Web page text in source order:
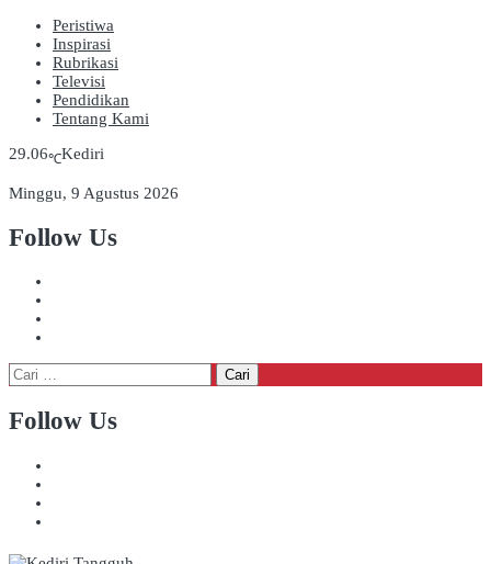
Peristiwa
Inspirasi
Rubrikasi
Televisi
Pendidikan
Tentang Kami
29.06℃Kediri
Minggu, 9 Agustus 2026
Follow Us
Cari
untuk:
Follow Us